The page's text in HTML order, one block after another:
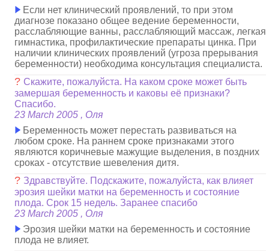
Если нет клинический проявлений, то при этом
диагнозе показано общее ведение беременности,
расслабляющие ванны, расслабляющий массаж, легкая
гимнастика, профилактические препараты цинка. При
наличии клинических проявлений (угроза прерывания
беременности) необходима консультация специалиста.
?Скажите, пожалуйста. На каком сроке может быть
замершая беременность и каковы её признаки?
Спасибо.
23 March 2005 , Оля
Беременность может перестать развиваться на
любом сроке. На раннем сроке признаками этого
являются коричневые мажущие выделения, в поздних
сроках - отсутствие шевеления дитя.
? Здравствуйте. Подскажите, пожалуйста, как влияет
эрозия шейки матки на беременность и состояние
плода. Срок 15 недель. Заранее спасибо
23 March 2005 , Оля
Эрозия шейки матки на беременность и состояние
плода не влияет.